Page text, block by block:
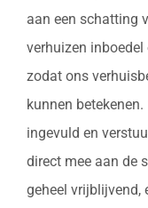
aan een schatting
verhuizen
zodat ons
kunnen
ingevuld en
direct mee aan de
geheel vrijblijvend,